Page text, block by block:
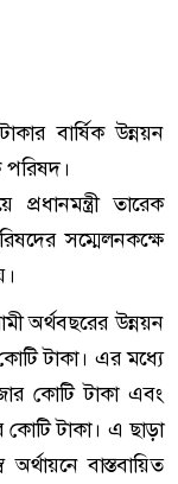
বার্ষিক উন্নয়ন
পরিষদ।
তারেক
সম্মেলনকক্ষে
অর্থবছরের উন্নয়ন
টাকা। এর মধ্যে
কোটি টাকা এবং
টাকা। এ ছাড়া
বাস্তবায়িত